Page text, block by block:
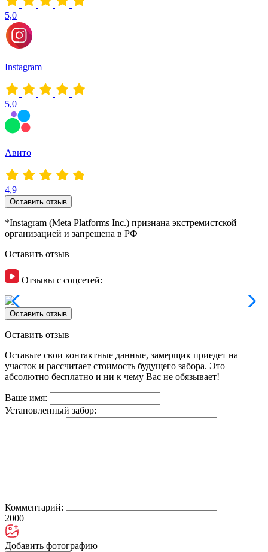
5,0
Instagram
5,0
Авито
4,9
Оставить отзыв
*Instagram (Meta Platforms Inc.) признана экстремистской
организацией и запрещена в РФ
Оставить отзыв
Отзывы с соцсетей:
Оставить отзыв
Оставить отзыв
Оставьте свои контактные данные, замерщик приедет на
участок и рассчитает стоимость будущего забора. Это
абсолютно бесплатно и ни к чему Вас не обязывает!
Ваше имя:
Установленный забор:
Комментарий:
2000
Добавить фотографию